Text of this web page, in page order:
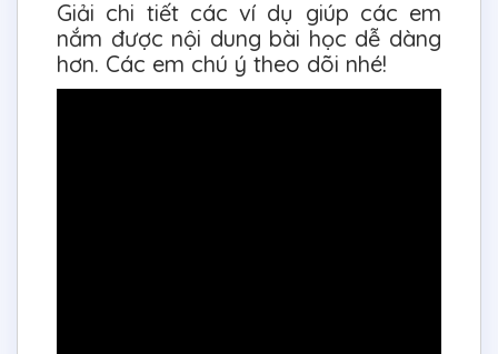
Giải chi tiết các ví dụ giúp các em
nắm được nội dung bài học dễ dàng
hơn. Các em chú ý theo dõi nhé!